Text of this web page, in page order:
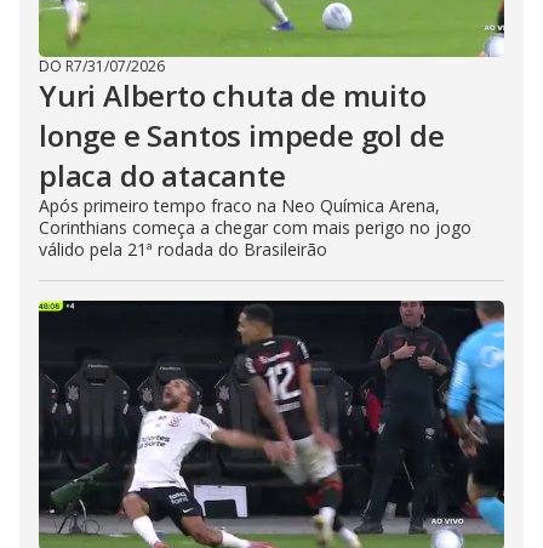
DO R7/31/07/2026
Yuri Alberto chuta de muito
longe e Santos impede gol de
placa do atacante
Após primeiro tempo fraco na Neo Química Arena,
Corinthians começa a chegar com mais perigo no jogo
válido pela 21ª rodada do Brasileirão